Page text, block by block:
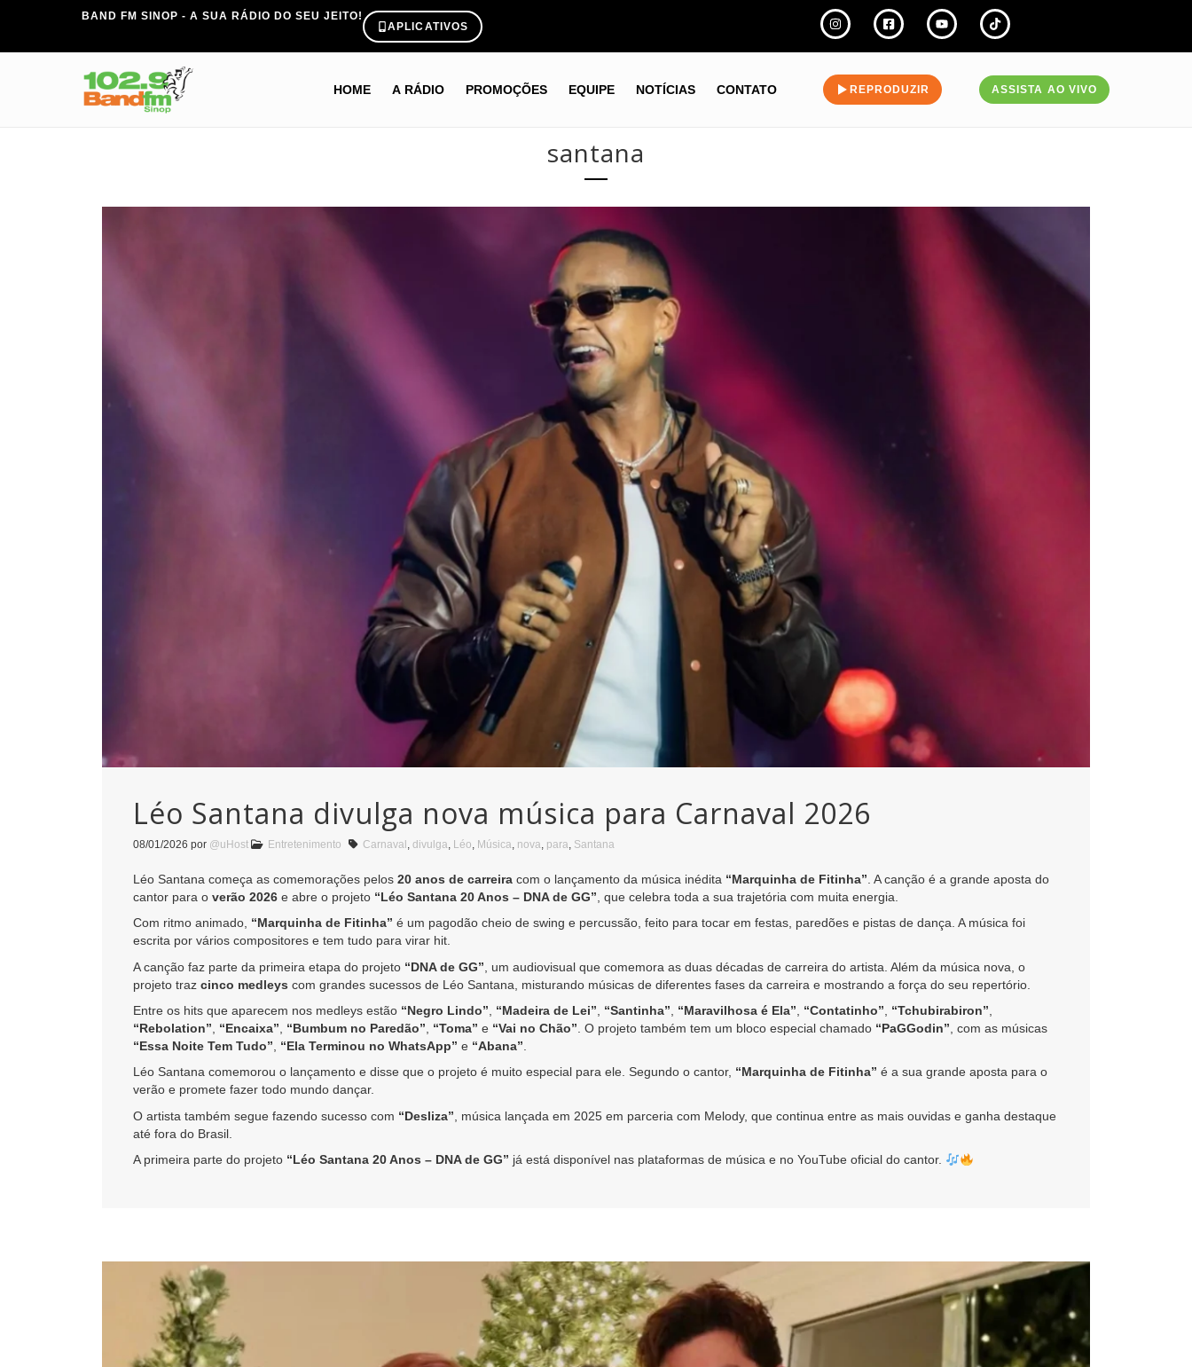
BAND FM SINOP - A SUA RÁDIO DO SEU JEITO!
APLICATIVOS
HOME A RÁDIO PROMOÇÕES EQUIPE NOTÍCIAS CONTATO REPRODUZIR ASSISTA AO VIVO
santana
Léo Santana divulga nova música para Carnaval 2026
08/01/2026 por @uHost Entretenimento Carnaval , divulga, Léo, Música, nova, para, Santana
Léo Santana começa as comemorações pelos 20 anos de carreira com o lançamento da música inédita “Marquinha de Fitinha” . A canção é a grande aposta do
cantor para o verão 2026 e abre o projeto “Léo Santana 20 Anos – DNA de GG” , que celebra toda a sua trajetória com muita energia.
Com ritmo animado, “Marquinha de Fitinha” é um pagodão cheio de swing e percussão, feito para tocar em festas, paredões e pistas de dança. A música foi
escrita por vários compositores e tem tudo para virar hit.
A canção faz parte da primeira etapa do projeto “DNA de GG” , um audiovisual que comemora as duas décadas de carreira do artista. Além da música nova, o
projeto traz cinco medleys com grandes sucessos de Léo Santana, misturando músicas de diferentes fases da carreira e mostrando a força do seu repertório.
Entre os hits que aparecem nos medleys estão “Negro Lindo” “Madeira de Lei” “Santinha” “Maravilhosa é Ela” “Contatinho” “Tchubirabiron”
“Rebolation”
“Encaixa” “Bumbum no Paredão” “Toma” e “Vai no Chão” . O projeto também tem um bloco especial chamado “PaGGodin” , com as músicas
“Essa Noite Tem Tudo”
“Ela Terminou no WhatsApp” e “Abana”
Léo Santana comemorou o lançamento e disse que o projeto é muito especial para ele. Segundo o cantor, “Marquinha de Fitinha” é a sua grande aposta para o
verão e promete fazer todo mundo dançar.
O artista também segue fazendo sucesso com “Desliza” , música lançada em 2025 em parceria com Melody, que continua entre as mais ouvidas e ganha destaque
até fora do Brasil.
A primeira parte do projeto “Léo Santana 20 Anos – DNA de GG” já está disponível nas plataformas de música e no YouTube oficial do cantor.